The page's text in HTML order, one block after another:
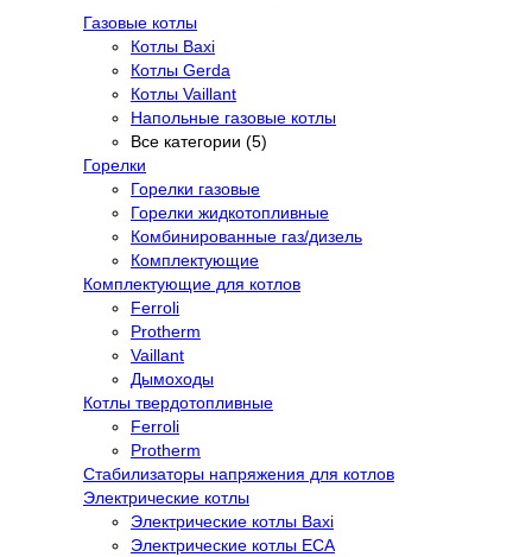
Газовые котлы
Котлы Baxi
Котлы Gerda
Котлы Vaillant
Напольные газовые котлы
Все категории (5)
Горелки
Горелки газовые
Горелки жидкотопливные
Комбинированные газ/дизель
Комплектующие
Комплектующие для котлов
Ferroli
Protherm
Vaillant
Дымоходы
Котлы твердотопливные
Ferroli
Protherm
Стабилизаторы напряжения для котлов
Электрические котлы
Электрические котлы Baxi
Электрические котлы ECA